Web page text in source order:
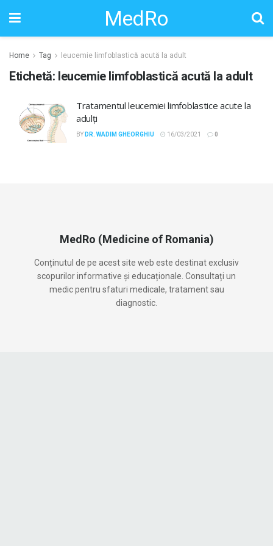
MedRo
Home Tag leucemie limfoblastică acută la adult
Etichetă: leucemie limfoblastică acută la adult
Tratamentul leucemiei limfoblastice acute la
adulți
BY DR. WADIM GHEORGHIU 16/03/2021 0
MedRo (Medicine of Romania)
Conținutul de pe acest site web este destinat exclusiv
scopurilor informative și educaționale. Consultați un
medic pentru sfaturi medicale, tratament sau
diagnostic.